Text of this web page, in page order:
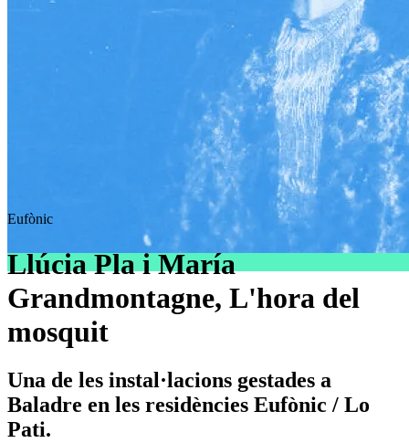
Eufònic
Llúcia Pla i María
Grandmontagne, L'hora del
mosquit
Una de les instal·lacions gestades a
Baladre en les residències Eufònic / Lo
Pati.